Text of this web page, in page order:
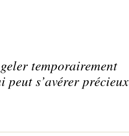
temporairement
s’avérer précieux